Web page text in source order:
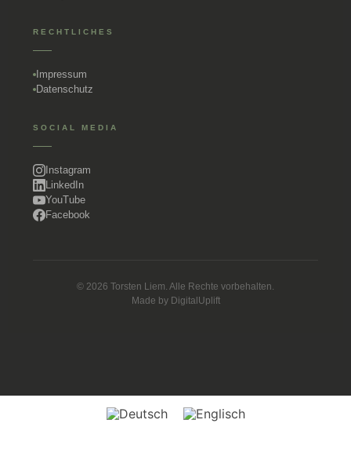
RECHTLICHES
Impressum
Datenschutz
SOCIAL MEDIA
Instagram
LinkedIn
YouTube
Facebook
© 2026 Torsten Liem. Alle Rechte vorbehalten.
Made by DigitalUplift